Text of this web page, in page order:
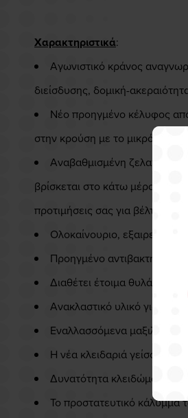
Χαρακτηριστικά:
Αγωνιστικό κράνος
διείσδυσης, δομική-
Νέο προηγμένο κέλυφος
στην κρούση με το μικρότερο
Αναβαθμισμένη ζελατίνα
βρίσκεται στο κάτω μέρος του
προτιμήσεις σας για βέλτιστη
Ολοκαίνουριο, εξαιρετικής
Προηγμένο αντιβακτηριακό
Διαθέτει έτοιμα θυλάκια
Ανακλαστικό υλικό για
Εναλλασσόμενα μαξιλάρια
Η νέα κλειδαριά γείσου
Δυνατότητα κλειδώματος
Το προστατευτικό κάλυμμα